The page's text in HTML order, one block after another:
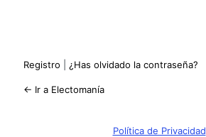
Registro ¿Has olvidado la contraseña?
← Ir a Electomanía
Política de Privacidad